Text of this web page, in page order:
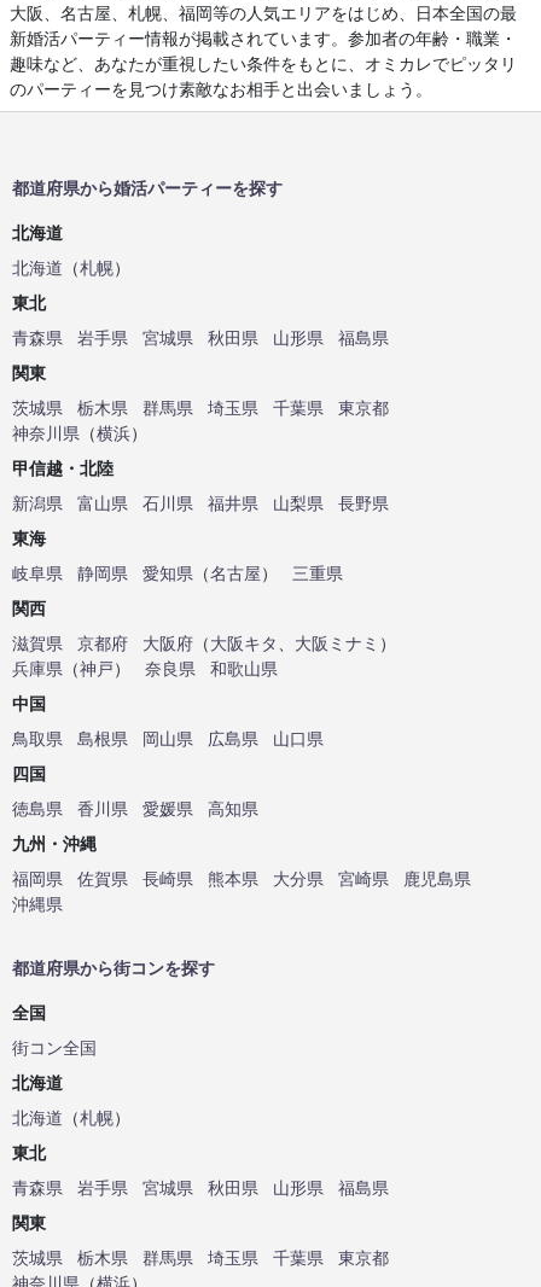
大阪、名古屋、札幌、福岡等の人気エリアをはじめ、日本全国の最
新婚活パーティー情報が掲載されています。参加者の年齢・職業・
趣味など、あなたが重視したい条件をもとに、オミカレでピッタリ
のパーティーを見つけ素敵なお相手と出会いましょう。
都道府県から婚活パーティーを探す
北海道
北海道 （札幌）
東北
青森県
岩手県 宮城県 秋田県 山形県
福島県
関東
茨城県
栃木県 群馬県 埼玉県 千葉県
東京都
神奈川県 （横浜）
甲信越・北陸
新潟県
富山県 石川県 福井県 山梨県
長野県
東海
岐阜県
静岡県 愛知県 （名古屋）
三重県
関西
滋賀県
京都府 大阪府 （大阪キタ 大阪ミナミ ）
兵庫県 （神戸） 奈良県
和歌山県
中国
鳥取県
島根県 岡山県 広島県
山口県
四国
徳島県
香川県 愛媛県
高知県
九州・沖縄
福岡県
佐賀県 長崎県 熊本県 大分県 宮崎県
鹿児島県
沖縄県
都道府県から街コンを探す
全国
街コン全国
北海道
北海道 （札幌）
東北
青森県
岩手県 宮城県 秋田県 山形県
福島県
関東
茨城県
栃木県 群馬県 埼玉県 千葉県
東京都